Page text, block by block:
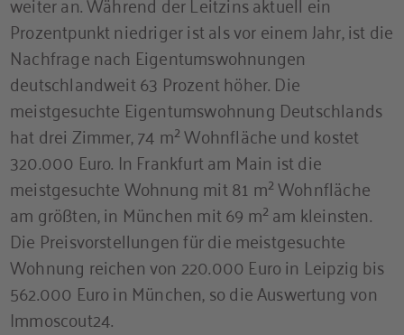
Prozentpunkt niedriger ist als vor einem Jahr, ist die
Nachfrage nach Eigentumswohnungen
deutschlandweit 63 Prozent höher. Die
meistgesuchte Eigentumswohnung Deutschlands
hat drei Zimmer, 74 m² Wohnfläche und kostet
320.000 Euro. In Frankfurt am Main ist die
meistgesuchte Wohnung mit 81 m² Wohnfläche
am größten, in München mit 69 m² am kleinsten.
Die Preisvorstellungen für die meistgesuchte
Wohnung reichen von 220.000 Euro in Leipzig bis
562.000 Euro in München, so die Auswertung von
Immoscout24.